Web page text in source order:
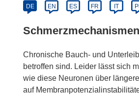
DE EN ES FR IT
Chronische Bauch- und
betroffen sind. Leider lässt sich
wie diese Neuronen über
auf